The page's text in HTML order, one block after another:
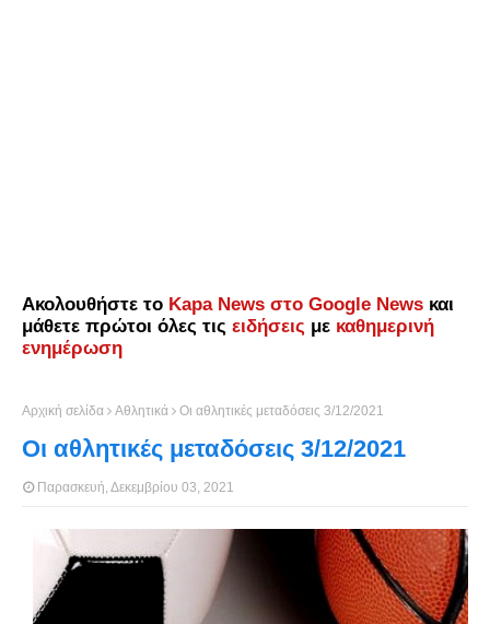
Ακολουθήστε το Kapa News στο Google News και
μάθετε πρώτοι όλες τις ειδήσεις με καθημερινή
ενημέρωση
Αρχική σελίδα Αθλητικά Οι αθλητικές μεταδόσεις 3/12/2021
Οι αθλητικές μεταδόσεις 3/12/2021
Παρασκευή, Δεκεμβρίου 03, 2021